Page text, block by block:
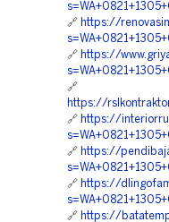
🔗 https://
🔗 https://
🔗
https://
🔗 https://
🔗 https://
🔗 https://
🔗 https://